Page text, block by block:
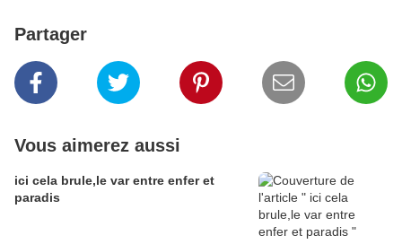
Partager
Vous aimerez aussi
ici cela brule,le var entre enfer et
paradis